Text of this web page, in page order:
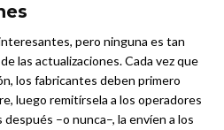
pero ninguna es tan
las actualizaciones. Cada vez que
los fabricantes deben primero
luego remitírsela a los operadores
después –o nunca–, la envíen a los